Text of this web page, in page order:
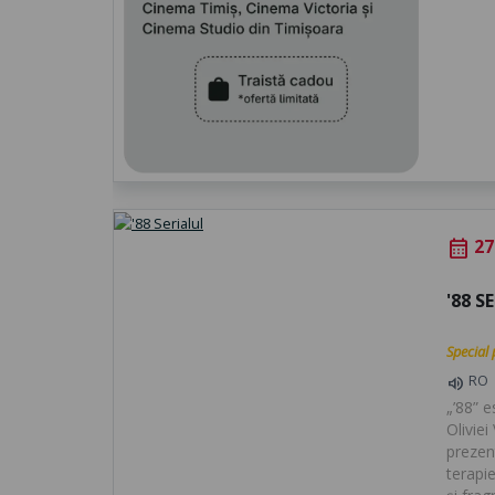
calendar_month
'88
Special
volume_up RO
Oliviei